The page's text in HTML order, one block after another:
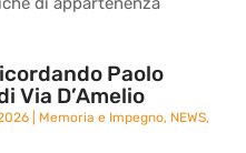
Paolo
Via D’Amelio
Memoria e Impegno, NEWS,